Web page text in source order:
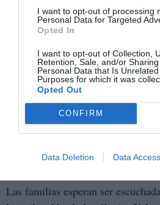
I want to opt-out of processing
Personal Data for Targeted
Opted In
I want to opt-out of Collection,
Retention, Sale, and/or
Personal Data that Is
Purposes for which it was
Opted Out
CONFIRM
Data Deletion Data Access
— Irene Montero (@IreneMontero)
Entre las acusaciones cruzadas,
víctimas siguen sintiéndose
sencillo como conocer la verdad.
qué se retiraron los equipos de
orden”, reclamaba una madre
Las familias esperan ser